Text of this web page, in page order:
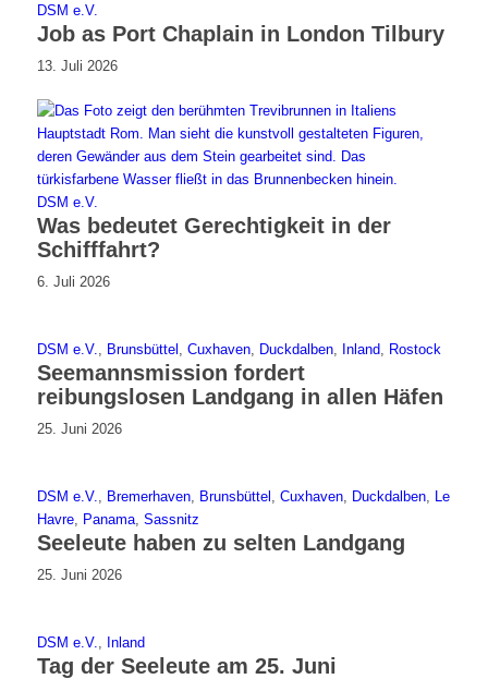
DSM e.V.
Job as Port Chaplain in London Tilbury
13. Juli 2026
DSM e.V.
Was bedeutet Gerechtigkeit in der
Schifffahrt?
6. Juli 2026
DSM e.V., Brunsbüttel , Cuxhaven, Duckdalben, Inland, Rostock
Seemannsmission fordert
reibungslosen Landgang in allen Häfen
25. Juni 2026
DSM e.V., Bremerhaven, Brunsbüttel , Cuxhaven, Duckdalben, Le
Havre, Panama, Sassnitz
Seeleute haben zu selten Landgang
25. Juni 2026
DSM e.V., Inland
Tag der Seeleute am 25. Juni